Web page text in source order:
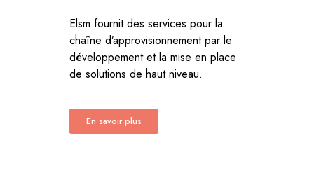
Elsm fournit des services pour la
chaîne d’approvisionnement par le
développement et la mise en place
de solutions de haut niveau.
En savoir plus